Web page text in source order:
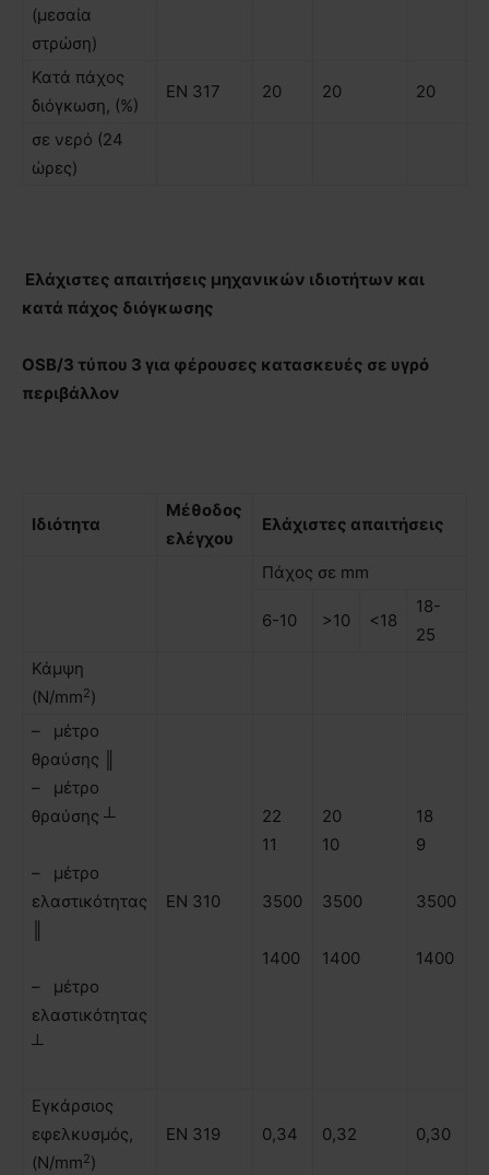
(µεσαία
στρώση)
Κατά πάχος
διόγκωση, (%)
ΕΝ 317 20 20 20
σε νερό (24
ώρες)
Ελάχιστες απαιτήσεις μηχανικών ιδιοτήτων και
κατά πάχος διόγκωσης
OSB/3 τύπου 3 για φέρουσες κατασκευές σε υγρό
περιβάλλον
Ιδιότητα
Μέθοδος
ελέγχου
Ελάχιστες απαιτήσεις
Πάχος σε mm
6-10 >10 <18
18-
25
Κάµψη
(N/mm2)
– µέτρο
θραύσης ║
– µέτρο
θραύσης ┴
– µέτρο
ελαστικότητας
– µέτρο
ελαστικότητας
┴
ΕΝ 310
22
11
3500
1400
20
10
3500
1400
18
9
3500
1400
Εγκάρσιος
εφελκυσµός,
(N/mm2)
ΕΝ 319 0,34 0,32 0,30